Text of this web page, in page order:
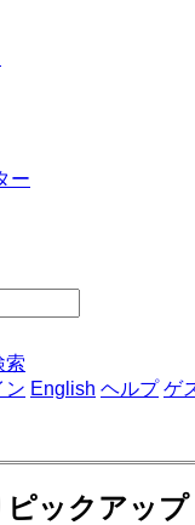
ー
索
ン English ヘルプ ゲ
ックアップ